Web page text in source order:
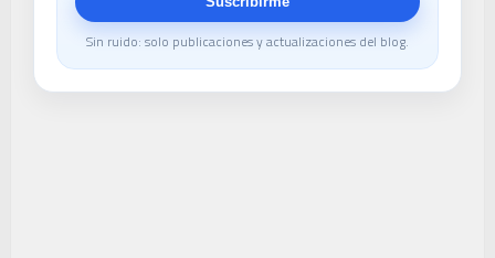
Sin ruido: solo publicaciones y actualizaciones del blog.